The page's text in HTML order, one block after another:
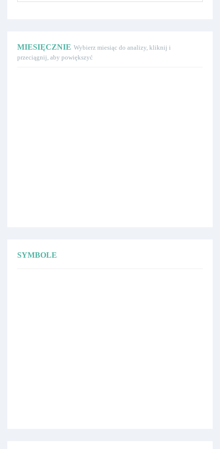
MIESIĘCZNIE Wybierz miesiąc do analizy, kliknij i
przeciągnij, aby powiększyć
SYMBOLE